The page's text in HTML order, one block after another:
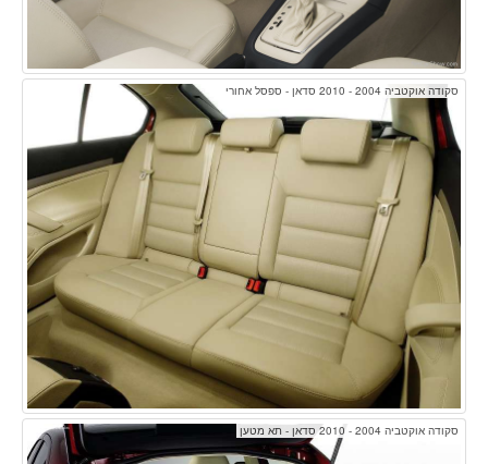
סקודה אוקטביה 2004 - 2010 סדאן - ספסל אחורי
סקודה אוקטביה 2004 - 2010 סדאן - תא מטען